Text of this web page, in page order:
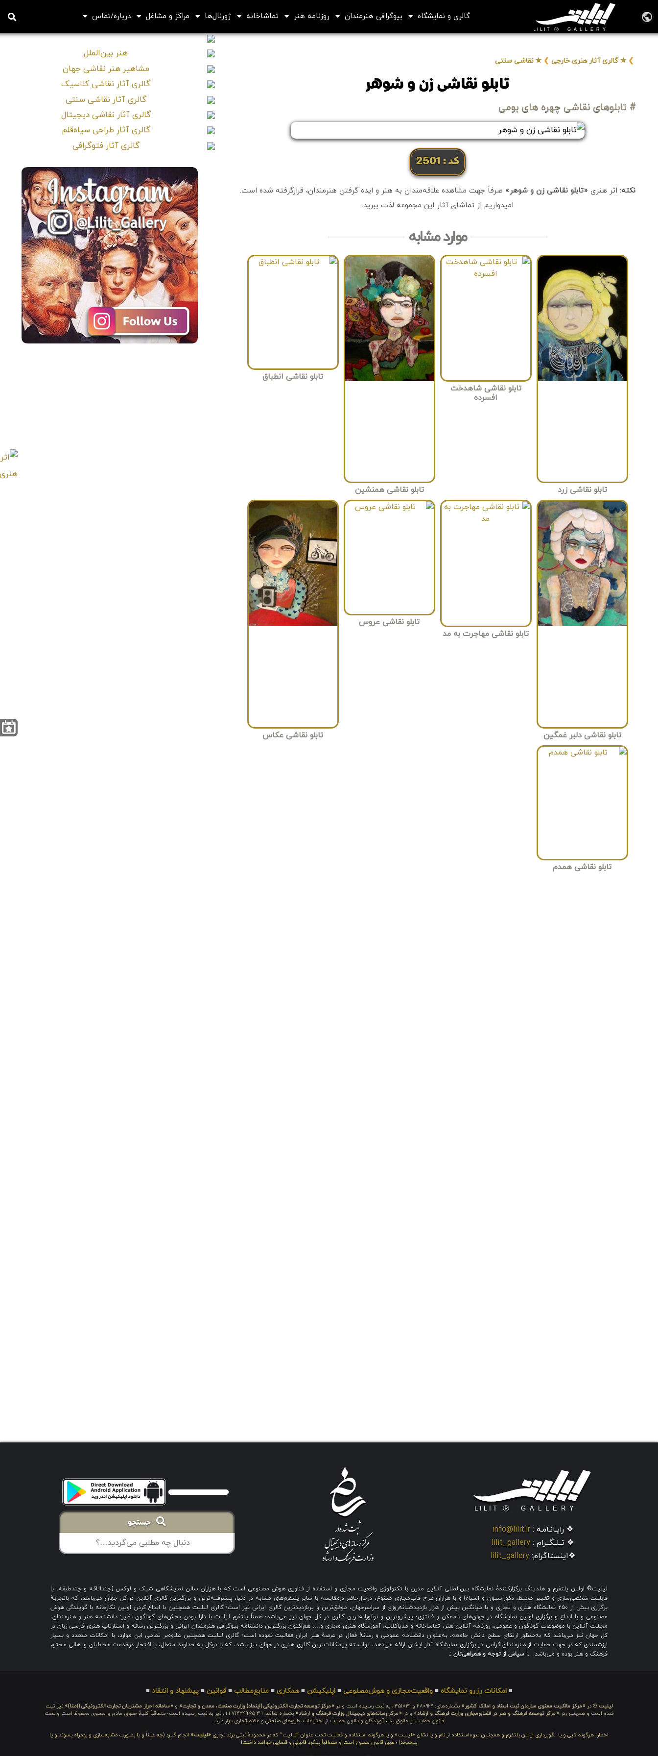
گالری و نمایشگاه بیوگرافی هنرمندان روزنامه هنر تماشاخانه ژورنال‌ها مراکز و مشاغل درباره/تماس
❯ ✮ گالری آثار هنری خارجی ❯ ✮ نقاشی سنتی
تابلو نقاشی زن و شوهر
# تابلوهای نقاشی چهره های بومی
کد: 2501
نکته: اثر هنری «تابلو نقاشی زن و شوهر» صرفاً جهت مشاهده علاقه‌مندان به هنر و ایده گرفتن هنرمندان، قرارگرفته شده است.
امیدواریم از تماشای آثار این مجموعه لذت ببرید.
موارد مشابه
تابلو نقاشی زرد
تابلو نقاشی شاهدخت
افسرده
تابلو نقاشی همنشین
تابلو نقاشی انطباق
تابلو نقاشی دلبر غمگین
تابلو نقاشی مهاجرت به مد
تابلو نقاشی عروس
تابلو نقاشی عکاس
تابلو نقاشی همدم
❖ رایـانـامـه : info@lilit.ir
❖ تــلــگــرام : lilit_gallery
❖اینستاگرام: lilit_gallery
جستجو
لیلیت® اولین پلتفرم و هلدینگ برگزارکنندهٔ نمایشگاه بین‌المللی آنلاین مدرن با تکنولوژی واقعیت مجازی و استفاده از فناوری هوش مصنوعی است که با هزاران سالن نمایشگاهی شیک و لوکس (چنداتاقه و چندطبقه، با
قابلیت شخصی‌سازی و تغییر محیط، دکوراسیون و اشیاء) و با هزاران طرح قاب‌مجازی متنوع، درحال‌حاضر درمقایسه با سایر پلتفرم‌های مشابه در دنیا، پیشرفته‌ترین و بزرگترین گالری آنلاین در کل جهان می‌باشد، که باتجربهٔ
برگزاری بیش از ۲۵۰ نمایشگاه هنری و تجاری و با میانگین بیش از هزار بازدیدشبانه‌روزی از سراسرجهان، موفق‌ترین و پربازدیدترین گالری ایرانی نیز است؛ گالری لیلیت همچنین با ابداع کردن اولین نگارخانه با گویندگی هوش
مصنوعی و با ابداع و برگزاری اولین نمایشگاه در جهان‌های ناممکن و فانتزی؛ پیشروترین و نوآورانه‌ترین گالری در کل جهان نیز می‌باشد؛ ضمناً پلتفرم لیلیت با دارا بودن بخش‌های گوناگون نظیر: دانشنامه هنر و هنرمندان،
مجلات آنلاین با موضوعات گوناگون و عمومی، روزنامه آنلاین هنر، تماشاخانه و مدیاکلاب، آموزشگاه هنری مجازی و…؛ هم‌اکنون بزرگترین دانشنامه بیوگرافی هنرمندان ایرانی و بزرگترین رسانه و استارتاپ هنری فارسی زبان در
کل جهان نیز می‌باشد که به‌منظور ارتقای سطح دانش جامعه، به‌عنوان دانشنامه عمومی و رسانهٔ فعال در عرصهٔ هنر ایران فعالیت نموده است؛ گالری لیلیت همچنین علاوه‌بر تمامی این موارد، با امکانات متعدد و بسیار
ارزشمندی که در جهت حمایت از هنرمندان گرامی در برگزاری نمایشگاه آثار ایشان ارائه می‌دهد، توانسته پرامکانات‌ترین گالری هنری در جهان نیز باشد، که با توکل به خداوند متعال، با افتخار درخدمت مخاطبان و اهالی محترم
فرهنگ و هنر بوده و می‌باشد. .: سپاس از توجه و همراهی‌تان :.
≡امکانات رزرو نمایشگاه ≡واقعیت‌مجازی و هوش‌مصنوعی ≡اپلیکیشن ≡همکاری ≡منابع‌مطالب ≡قوانین ≡پیشنهاد و انتقاد ≡
لیلیت ® در «مرکز مالکیت معنوی سازمان ثبت اسناد و املاک کشور» بشماره‌های: ۲۸۰۹۲۹ و ۴۵۱۸۴۱ ، به ثبت رسیده است و در «مرکز توسعه تجارت الکترونیکی (اینماد) وزارت صنعت، معدن و تجارت» و «سامانه احراز مشتریان تجارت الکترونیکی (اِمتا)» نیز ثبت
شده است و همچنین در«مرکز توسعه فرهنگ و هنر در فضای‌مجازی وزارت فرهنگ و ارشاد» و در«مرکز رسانه‌های دیجیتال وزارت فرهنگ و ارشاد»
بشماره شامَد: ۱-۳-۶۵-۷۱۲۳۹۹-۱-۱ ، نیز به ثبت رسیده است؛ متعاقباً کلیهٔ حقوق مادی و معنوی محفوظ است و تحت
قانون حمایت از حقوق پدیدآورندگان و قانون حمایت از اختراعات، طرح‌های صنعتی و علائم تجاری قرار دارد.
اخطار! هرگونه کپی و یا الگوبرداری از این پلتفرم و همچنین سوءاستفاده از نام و یا نشان «لیلیت» و یا هرگونه استفاده و فعالیت تحت عنوان “لیلیت” که در محدودهٔ ثبتی برند تجاری «لیلیت» انجام گیرد (چه عیناً و یا بصورت مشابه‌سازی و بهمراه پسوند و یا
پیشوند) ؛ طبق قانون ممنوع است و متعاقباً پیگرد قانونی و قضایی خواهد داشت!